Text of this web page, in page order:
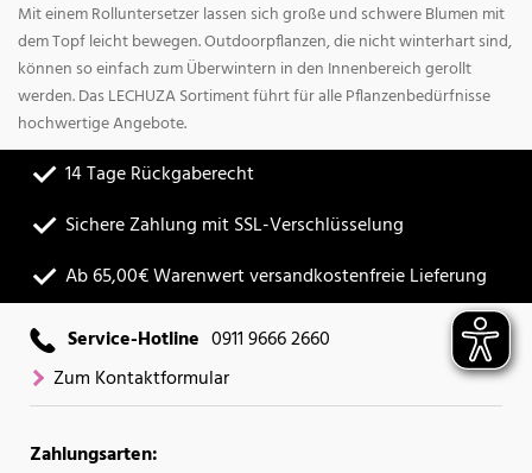
Mit einem Rolluntersetzer lassen sich große und schwere Blumen mit
dem Topf leicht bewegen. Outdoorpflanzen, die nicht winterhart sind,
können so einfach zum Überwintern in den Innenbereich gerollt
werden. Das LECHUZA Sortiment führt für alle Pflanzenbedürfnisse
hochwertige Angebote.
14 Tage Rückgaberecht
Sichere Zahlung mit SSL-Verschlüsselung
Ab 65,00€ Warenwert versandkostenfreie Lieferung
Service-Hotline 0911 9666 2660
Zum Kontaktformular
Zahlungsarten: